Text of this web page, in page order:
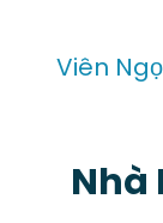
Viên
Nhà